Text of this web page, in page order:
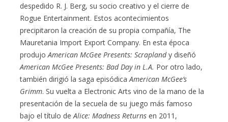
despedido R. J. Berg, su socio creativo y el cierre de
Rogue Entertainment. Estos acontecimientos
precipitaron la creación de su propia compañía, The
Mauretania Import Export Company. En esta época
produjoAmerican McGee Presents: Scraplandy diseñó
American McGee Presents: Bad Day in L.A. Por otro lado,
también dirigió la saga episódicaAmerican McGee’s
Grimm. Su vuelta a Electronic Arts vino de la mano de la
presentación de la secuela de su juego más famoso
bajo el título deAlice: Madness Returns en 2011,